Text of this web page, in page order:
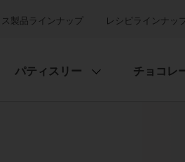
製品ラインナップ レシピラインナッ
パティスリー チョコレ